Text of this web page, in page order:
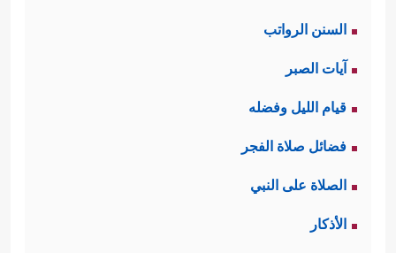
احتاج إلى معونة من إخوانه أعانوه إلى
حدِّ الإيثار بالمال والنفس، وإن احتاج إلى
المراجعة وتصحيح الموقف فباب التوبة
السنن الرواتب
آيات الصبر
قيام الليل وفضله
فضائل صلاة الفجر
الصلاة على النبي
الأذكار